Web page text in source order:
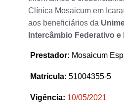
Clínica Mosaicum em
aos beneficiários da
Intercâmbio Federativo e
Prestador: Mosaicum
Matrícula: 51004355-5
Vigência: 10/05/2021